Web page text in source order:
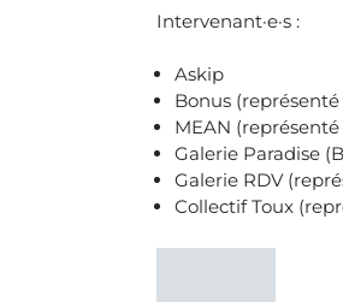
Intervenant·e·s :
Askip
Bonus
MEAN
Galerie Paradise
Galerie RDV
Collectif Toux